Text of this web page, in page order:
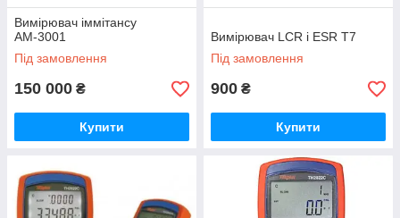
Вимірювач іммітансу
АМ-3001
Під замовлення
150 000 ₴
Купити
Вимірювач LCR і ESR T7
Під замовлення
900 ₴
Купити